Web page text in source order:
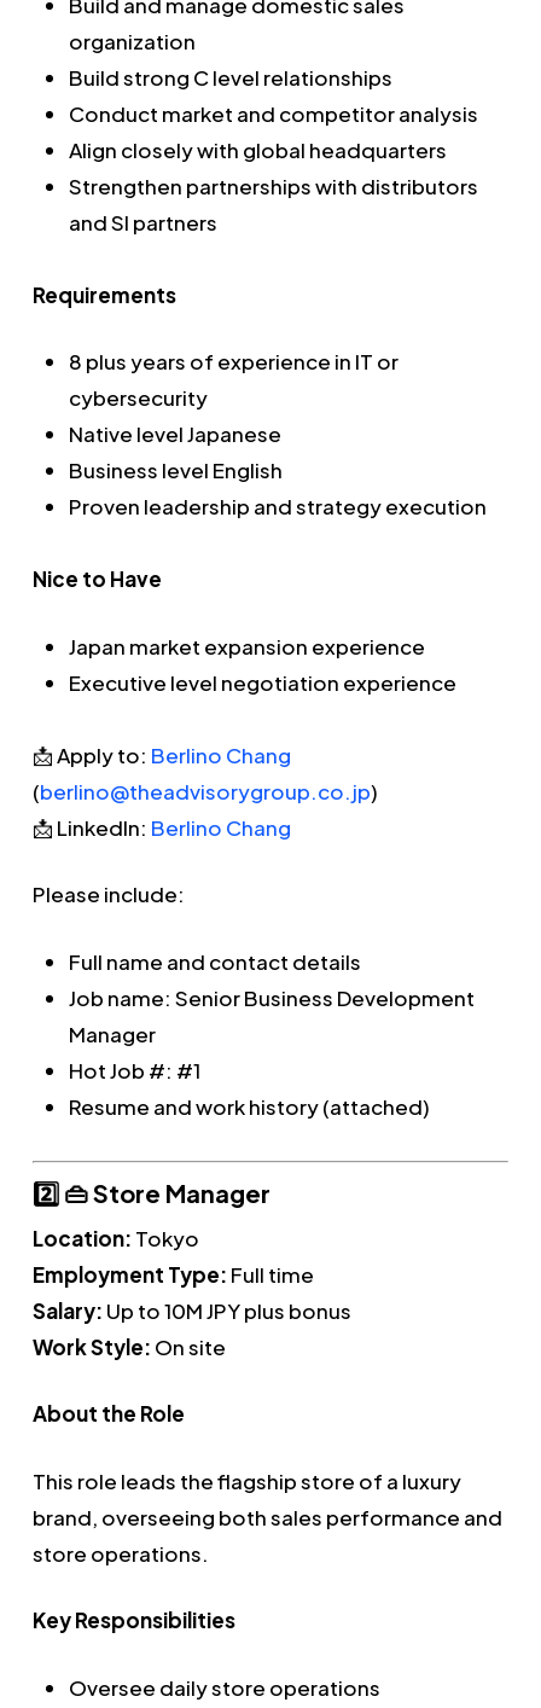
organization
Build strong C level relationships
Conduct market and competitor analysis
Align closely with global headquarters
Strengthen partnerships with distributors
and SI partners
Requirements
8 plus years of experience in IT or
cybersecurity
Native level Japanese
Business level English
Proven leadership and strategy execution
Nice to Have
Japan market expansion experience
Executive level negotiation experience
📩 Apply to: Berlino Chang
(berlino@theadvisorygroup.co.jp)
📩 LinkedIn: Berlino Chang
Please include:
Full name and contact details
Job name: Senior Business Development
Manager
Hot Job #: #1
Resume and work history (attached)
2️⃣ 👜 Store Manager
Location: Tokyo
Employment Type: Full time
Salary: Up to 10M JPY plus bonus
Work Style: On site
About the Role
This role leads the flagship store of a luxury
brand, overseeing both sales performance and
store operations.
Key Responsibilities
Oversee daily store operations